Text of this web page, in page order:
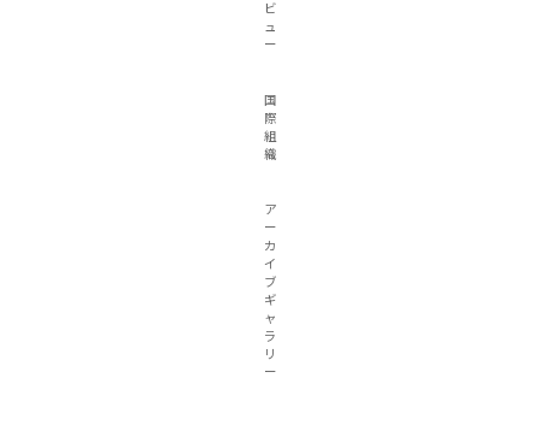
ビ
ュ
ー
国
際
組
織
ア
ー
カ
イ
ブ
ギ
ャ
ラ
リ
ー